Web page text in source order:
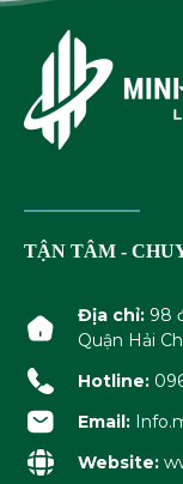
TẬN TÂM -
Địa chỉ:98
Quận Hải
Hotline:
Email:
Website: